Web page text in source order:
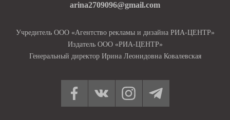
arina2709096@gmail.com
Учредитель ООО «Агентство рекламы и дизайна РИА-ЦЕНТР»
Издатель ООО «РИА-ЦЕНТР»
Генеральный директор Ирина Леонидовна Ковалевская